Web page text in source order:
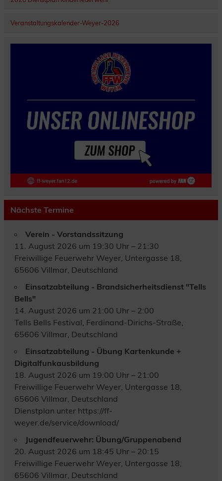
Veranstaltungskalender-Weyer-2026
Nächste Termine
Verein - Vorstandssitzung
11. August 2026 um 19:30 Uhr – 21:30
Freiwillige Feuerwehr Weyer, Untergasse 18,
65606 Villmar, Deutschland
Einsatzabteilung - Brandsicherheitsdienst "Tells
Bells"
14. August 2026 um 21:00 Uhr – 2:00
Tells Bells Festival, Ferdinand-Dirichs-Straße,
65606 Villmar, Deutschland
Einsatzabteilung - Übung Kartenkunde +
Digitalfunkausbildung
18. August 2026 um 19:00 Uhr – 21:00
Freiwillige Feuerwehr Weyer, Untergasse 18,
65606 Villmar, Deutschland
Dienstplan unter https://ff-
weyer.de/service/download/
Jugendfeuerwehr: Übung/Gruppenabend
20. August 2026 um 18:45 Uhr – 20:15
Freiwillige Feuerwehr Weyer, Untergasse 18,
65606 Villmar, Deutschland